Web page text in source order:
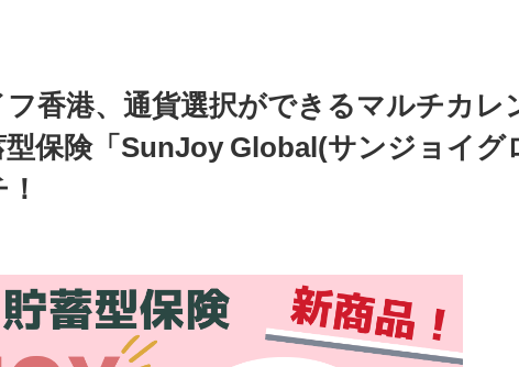
香港、通貨選択ができるマルチカレ
保険「SunJoy Global(サンジョイグ